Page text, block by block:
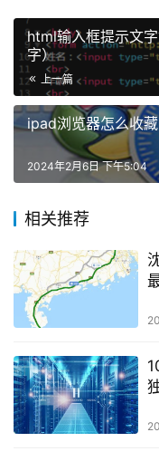
html输入框提示文
字）
上一篇
ipad浏览器怎么收
2024年2月6日 下午5:04
相关推荐